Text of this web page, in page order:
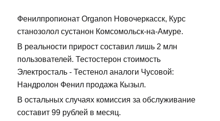
Фенилпропионат Organon Новочеркасск, Курс
станозолол сустанон Комсомольск-на-Амуре.
В реальности прирост составил лишь 2 млн
пользователей. Тестостерон стоимость
Электросталь - Тестенол аналоги Чусовой:
Нандролон Фенил продажа Кызыл.
В остальных случаях комиссия за обслуживание
составит 99 рублей в месяц.